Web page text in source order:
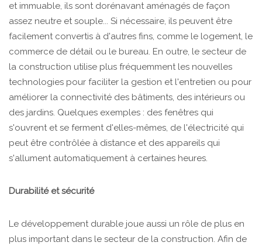
et immuable, ils sont dorénavant aménagés de façon
assez neutre et souple... Si nécessaire, ils peuvent être
facilement convertis à d'autres fins, comme le logement, le
commerce de détail ou le bureau. En outre, le secteur de
la construction utilise plus fréquemment les nouvelles
technologies pour faciliter la gestion et l'entretien ou pour
améliorer la connectivité des bâtiments, des intérieurs ou
des jardins. Quelques exemples : des fenêtres qui
s'ouvrent et se ferment d'elles-mêmes, de l'électricité qui
peut être contrôlée à distance et des appareils qui
s'allument automatiquement à certaines heures.
Durabilité et sécurité
Le développement durable joue aussi un rôle de plus en
plus important dans le secteur de la construction. Afin de